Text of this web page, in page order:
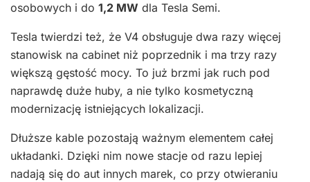
osobowych i do 1,2 MW dla Tesla Semi.
Tesla twierdzi też, że V4 obsługuje dwa razy więcej
stanowisk na cabinet niż poprzednik i ma trzy razy
większą gęstość mocy. To już brzmi jak ruch pod
naprawdę duże huby, a nie tylko kosmetyczną
modernizację istniejących lokalizacji.
Dłuższe kable pozostają ważnym elementem całej
układanki. Dzięki nim nowe stacje od razu lepiej
nadają się do aut innych marek, co przy otwieraniu